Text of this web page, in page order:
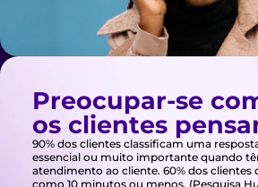
Preocupar-se
os clientes
90% dos clientes classificam uma
essencial ou muito importante quando
atendimento ao cliente. 60% dos
como 10 minutos ou menos. (Pesquisa